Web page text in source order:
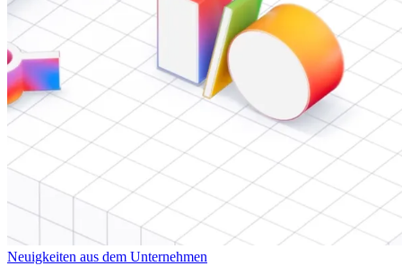
Neuigkeiten aus dem Unternehmen